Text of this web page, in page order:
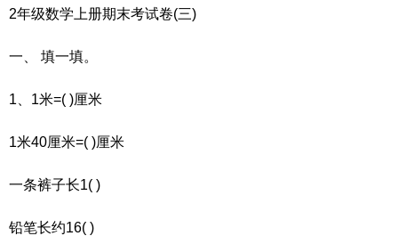
2年级数学上册期末考试卷(三)
一、 填一填。
1、1米=( )厘米
1米40厘米=( )厘米
一条裤子长1( )
铅笔长约16( )